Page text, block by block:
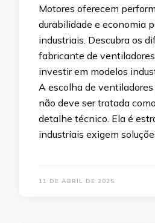
Motores oferecem
durabilidade e economia
industriais. Descubra os
fabricante de
investir em modelos
A escolha de
não deve ser tratada
detalhe técnico. Ela é
industriais exigem
11 DE ABRIL DE 2025